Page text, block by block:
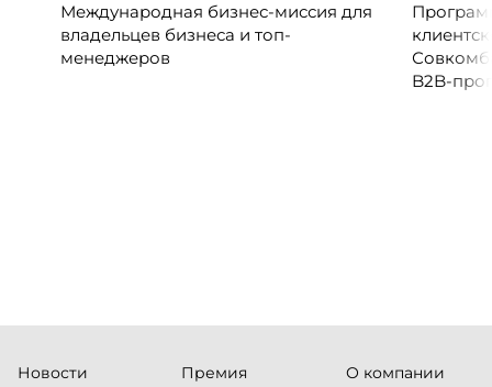
Международная бизнес-миссия для
владельцев бизнеса и топ-
менеджеров
B2B-
Новости
Премия
О компании